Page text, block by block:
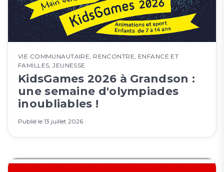
VIE COMMUNAUTAIRE RENCONTRE ENFANCE ET
FAMILLES ,JEUNESSE
KidsGames 2026 à Grandson :
une semaine d'olympiades
inoubliables !
Publié le 13 juillet 2026